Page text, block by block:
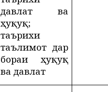
давлат ва
ҳуқуқ;
таърихи
таълимот дар
бораи ҳуқуқ
ва давлат